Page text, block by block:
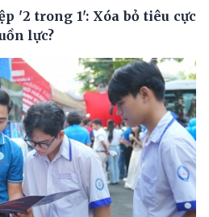
'2 trong 1': Xóa bỏ tiêu cực
lực?